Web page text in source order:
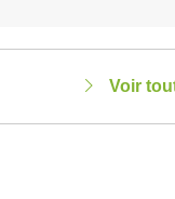
Voir